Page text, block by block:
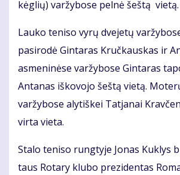
kėg­lių) var­žy­bo­se pel­nė šeš­tą vie­tą.
Lau­ko te­ni­so vy­rų dve­je­tų
pa­si­ro­dė Gin­ta­ras Kruč­kaus­kas ir
as­me­ni­nė­se var­žy­bo­se Gin­ta­ras
An­ta­nas iš­ko­vo­jo šeš­tą vie­tą.
var­žy­bo­se aly­tiš­kei Tat­ja­nai
vir­ta vie­ta.
Sta­lo te­ni­so rung­ty­je Jo­nas Kuk­lys
taus Ro­ta­ry klu­bo pre­zi­den­tas